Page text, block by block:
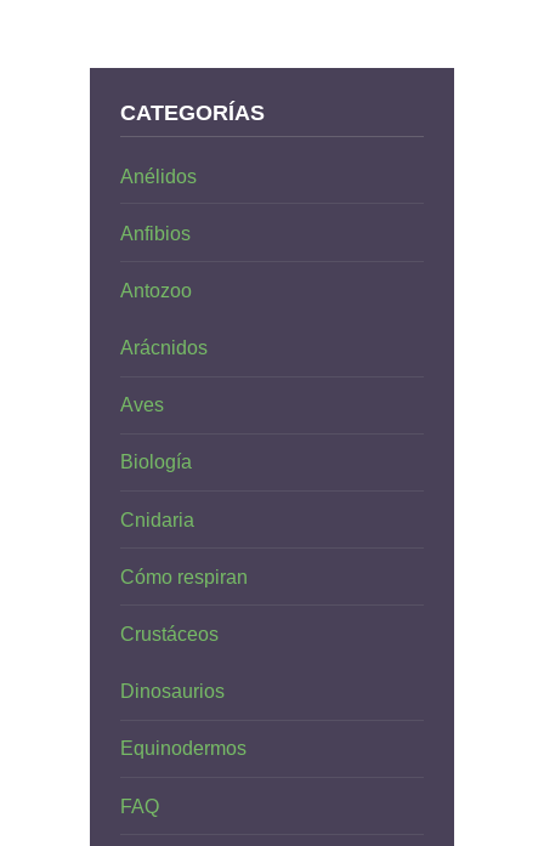
CATEGORÍAS
Anélidos
Anfibios
Antozoo
Arácnidos
Aves
Biología
Cnidaria
Cómo respiran
Crustáceos
Dinosaurios
Equinodermos
FAQ